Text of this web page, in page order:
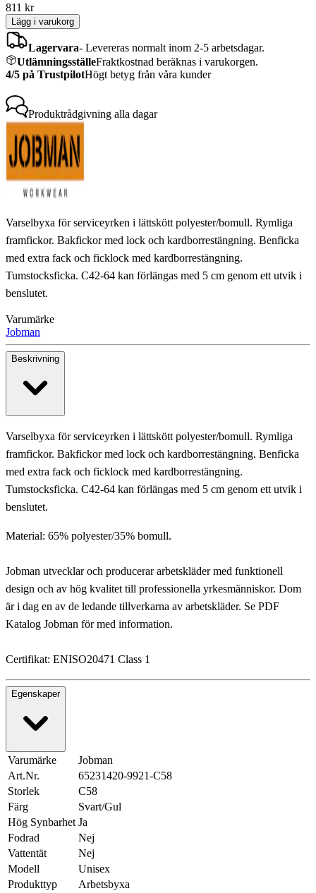
811 kr
Lägg i varukorg
Lagervara- Levereras normalt inom 2-5 arbetsdagar.
UtlämningsställeFraktkostnad beräknas i varukorgen.
4/5 på TrustpilotHögt betyg från våra kunder
Produktrådgivning alla dagar
Varselbyxa för serviceyrken i lättskött polyester/bomull. Rymliga
framfickor. Bakfickor med lock och kardborrestängning. Benficka
med extra fack och ficklock med kardborrestängning.
Tumstocksficka. C42-64 kan förlängas med 5 cm genom ett utvik i
benslutet.
Varumärke
Jobman
Beskrivning
Varselbyxa för serviceyrken i lättskött polyester/bomull. Rymliga
framfickor. Bakfickor med lock och kardborrestängning. Benficka
med extra fack och ficklock med kardborrestängning.
Tumstocksficka. C42-64 kan förlängas med 5 cm genom ett utvik i
benslutet.
Material: 65% polyester/35% bomull.
Jobman utvecklar och producerar arbetskläder med funktionell
design och av hög kvalitet till professionella yrkesmänniskor. Dom
är i dag en av de ledande tillverkarna av arbetskläder. Se PDF
Katalog Jobman för med information.
Certifikat: ENISO20471 Class 1
Egenskaper
Varumärke
Jobman
Art.Nr.
65231420-9921-C58
Storlek
C58
Färg
Svart/Gul
Hög Synbarhet Ja
Fodrad
Nej
Vattentät
Nej
Modell
Unisex
Produkttyp
Arbetsbyxa